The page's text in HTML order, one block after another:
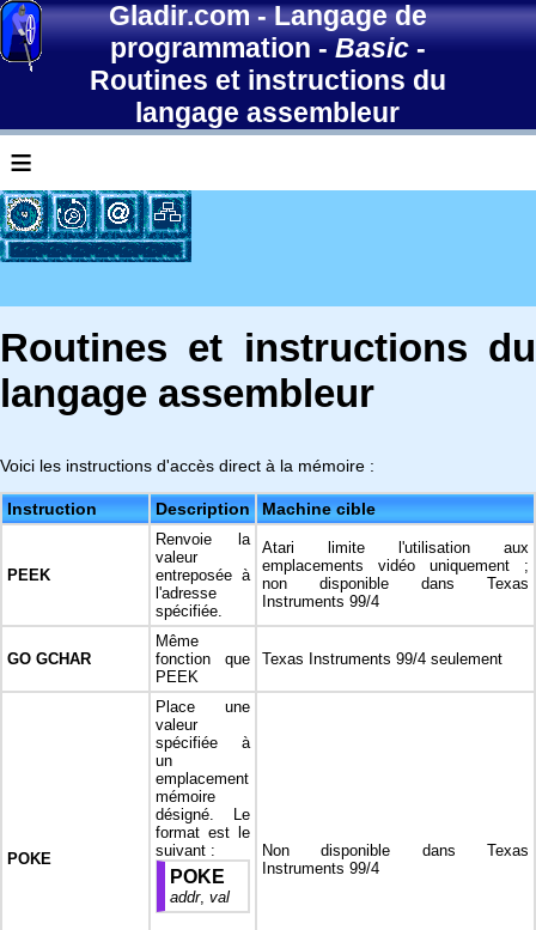
Gladir.com-Langage de
programmation-Basic-
Routines et instructions du
langage assembleur
≡
Routines et instructions du
langage assembleur
Voici les instructions d'accès direct à la mémoire :
Instruction Description Machine cible
PEEK
Renvoie la
valeur
entreposée à
l'adresse
spécifiée.
Atari limite l'utilisation aux
emplacements vidéo uniquement ;
non disponible dans Texas
Instruments 99/4
GO GCHAR
Même
fonction que
PEEK
Texas Instruments 99/4 seulement
POKE
Place une
valeur
spécifiée à
un
emplacement
mémoire
désigné. Le
format est le
suivant :
POKE
addr, val
Non disponible dans Texas
Instruments 99/4